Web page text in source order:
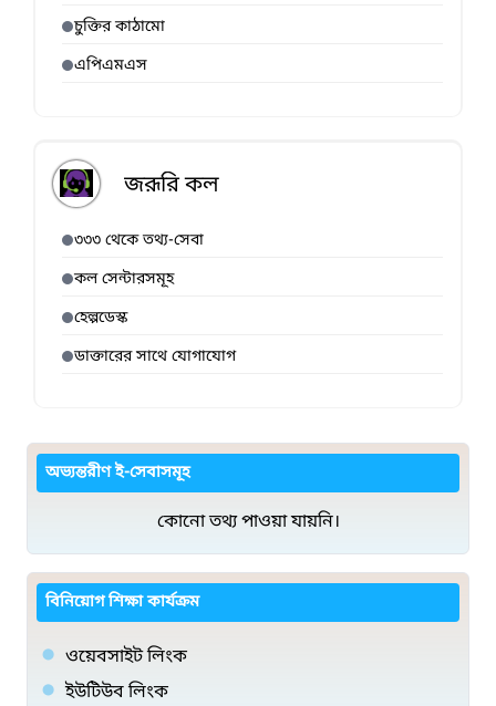
চুক্তির কাঠামো
এপিএমএস
জরূরি কল
৩৩৩ থেকে তথ্য-সেবা
কল সেন্টারসমূহ
হেল্পডেস্ক
ডাক্তারের সাথে যোগাযোগ
অভ্যন্তরীণ ই-সেবাসমূহ
কোনো তথ্য পাওয়া যায়নি।
বিনিয়োগ শিক্ষা কার্যক্রম
ওয়েবসাইট লিংক
ইউটিউব লিংক